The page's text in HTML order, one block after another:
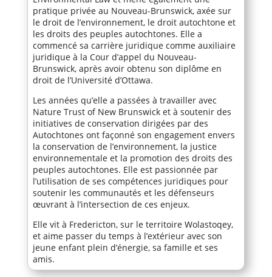
pratique privée au Nouveau-Brunswick, axée sur
le droit de l’environnement, le droit autochtone et
les droits des peuples autochtones. Elle a
commencé sa carrière juridique comme auxiliaire
juridique à la Cour d’appel du Nouveau-
Brunswick, après avoir obtenu son diplôme en
droit de l’Université d’Ottawa.
Les années qu’elle a passées à travailler avec
Nature Trust of New Brunswick et à soutenir des
initiatives de conservation dirigées par des
Autochtones ont façonné son engagement envers
la conservation de l’environnement, la justice
environnementale et la promotion des droits des
peuples autochtones. Elle est passionnée par
l’utilisation de ses compétences juridiques pour
soutenir les communautés et les défenseurs
œuvrant à l’intersection de ces enjeux.
Elle vit à Fredericton, sur le territoire Wolastoqey,
et aime passer du temps à l’extérieur avec son
jeune enfant plein d’énergie, sa famille et ses
amis.